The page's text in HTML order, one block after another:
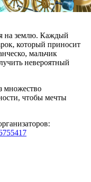
на землю. Каждый
который приносит
мальчик
невероятный
множество
чтобы мечты